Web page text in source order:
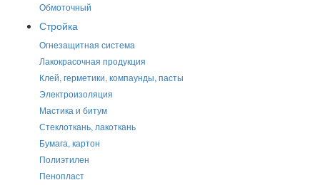
Обмоточный
Стройка
Огнезащитная система
Лакокрасочная продукция
Клей, герметики, компаунды, пасты
Электроизоляция
Мастика и битум
Стеклоткань, лакоткань
Бумага, картон
Полиэтилен
Пенопласт